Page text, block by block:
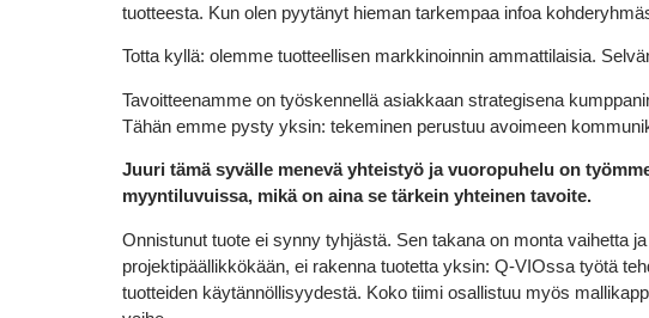
tuotteesta. Kun olen pyytänyt hieman tarkempaa infoa
Totta kyllä: olemme tuotteellisen markkinoinnin ammattilaisia.
Tavoitteenamme on työskennellä asiakkaan strategisena
Tähän emme pysty yksin: tekeminen perustuu avoimeen
Juuri tämä syvälle menevä yhteistyö ja vuoropuhelu on
myyntiluvuissa, mikä on aina se tärkein yhteinen tavoite.
Onnistunut tuote ei synny tyhjästä. Sen takana on monta vaihetta
projektipäällikkökään, ei rakenna tuotetta yksin: Q-VIOssa työtä
tuotteiden käytännöllisyydestä. Koko tiimi osallistuu myös